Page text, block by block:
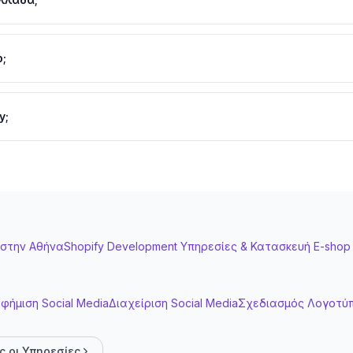
για basic/medium stores, theme customization, app setup. Πιο
ταχύτητα, δες mobile experience), εμπειρία σεελληνικές
mobile.
Shopify Payments (Stripe), Viva Wallet, PayPal, Alpha Bank,
tags. SEO optimization: meta titles, descriptions, alt tags, URL
επιλέγει τα σωστά.
στην ΑθήναShopify Development Υπηρεσίες & Κατασκευή E-shop
Social MediaΔιαχείριση Social MediaΣχεδιασμός